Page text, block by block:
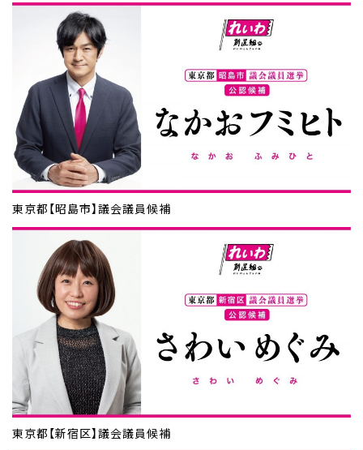
東京都【昭島市】議会議員候補
東京都【新宿区】議会議員候補